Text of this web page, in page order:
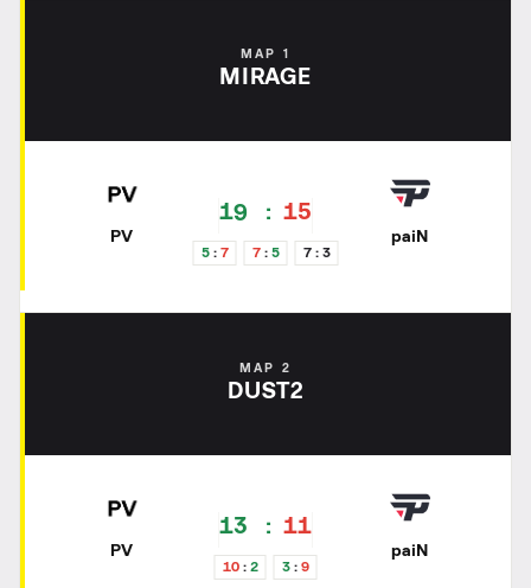
MAP 1
MIRAGE
PV
19 15
5 7 7 5 7 3
paiN
MAP 2
DUST2
PV
13 11
10 2 3 9
paiN